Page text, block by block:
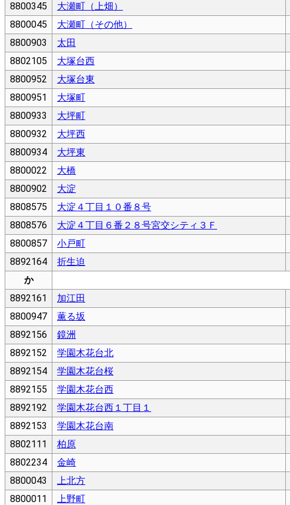
8800345
大瀬町（上畑）
8800045
大瀬町（その他）
8800903
太田
8802105
大塚台西
8800952
大塚台東
8800951
大塚町
8800933
大坪町
8800932
大坪西
8800934
大坪東
8800022
大橋
8800902
大淀
8808575
大淀４丁目１０番８号
8808576
大淀４丁目６番２８号宮交シティ３Ｆ
8800857
小戸町
8892164
折生迫
か
8892161
加江田
8800947
薫る坂
8892156
鏡洲
8892152
学園木花台北
8892154
学園木花台桜
8892155
学園木花台西
8892192
学園木花台西１丁目１
8892153
学園木花台南
8802111
柏原
8802234
金崎
8800043
上北方
8800011
上野町